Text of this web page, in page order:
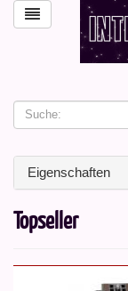
Eigenschaften
Topseller